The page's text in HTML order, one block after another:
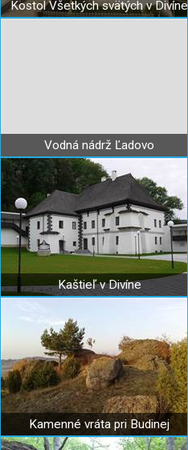
Kostol Všetkých svätých v Divíne
Vodná nádrž Ľadovo
Kaštieľ v Divíne
Kamenné vráta pri Budinej